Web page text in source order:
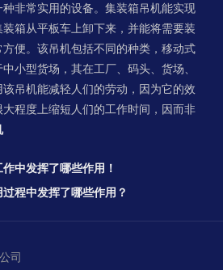
非常实用的设备。集装箱吊机能实现
箱从平板车上卸下来，并能将需要装
便。该吊机包括不同的种类，移动式
小型货场，其在工厂、码头、货场、
吊机能减轻人们的劳动，因为它的效
程度上缩短人们的工作时间，因而非
中发挥了哪些作用！
程中发挥了哪些作用？
司